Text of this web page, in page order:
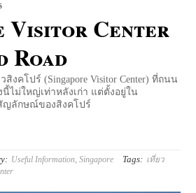
Visitor Center
Road
งคโปร์ (Singapore Visitor Center) ที่ถนน
ไม่ใหญ่เท่าหลังเก่า แต่ตั้งอยู่ใน
สัญลักษณ์ของสิงคโปร์
Useful Information,Singapore Tags: เที่ยว